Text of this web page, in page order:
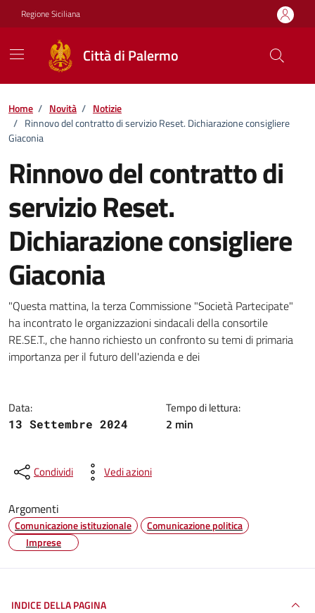
Vai ai contenuti
Vai al footer
Regione Siciliana
Città di Palermo
Home / Novità / Notizie
/ Rinnovo del contratto di servizio Reset. Dichiarazione consigliere
Giaconia
Rinnovo del contratto di
servizio Reset.
Dichiarazione consigliere
Giaconia
Dettagli della notizia
"Questa mattina, la terza Commissione "Società Partecipate"
ha incontrato le organizzazioni sindacali della consortile
RE.SE.T., che hanno richiesto un confronto su temi di primaria
importanza per il futuro dell'azienda e dei
Data:
13 Settembre 2024
Tempo di lettura:
2 min
Condividi Vedi azioni
Argomenti
Comunicazione istituzionale
Comunicazione politica
Imprese
INDICE DELLA PAGINA